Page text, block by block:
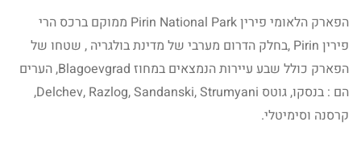
הפארק הלאומי פירין Pirin National Park ממוקם ברכס הרי
פירין Pirin ,בחלק הדרום מערבי של מדינת בולגריה , שטחו של
הפארק כולל שבע עיירות הנמצאים במחוז Blagoevgrad, הערים
הם : בנסקו, גוטס Delchev, Razlog, Sandanski, Strumyani,
קרסנה וסימיטלי.